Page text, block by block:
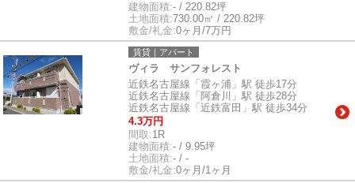
建物面積:- / 220.82坪
土地面積:730.00㎡ / 220.82坪
敷金/礼金:0ヶ月/7万円
賃貸｜アパート
ヴィラ サンフォレスト
近鉄名古屋線「霞ヶ浦」駅 徒歩17分
近鉄名古屋線「阿倉川」駅 徒歩28分
近鉄名古屋線「近鉄富田」駅 徒歩34分
4.3万円
間取:1R
建物面積:- / 9.95坪
土地面積:- / -
敷金/礼金:0ヶ月/1ヶ月